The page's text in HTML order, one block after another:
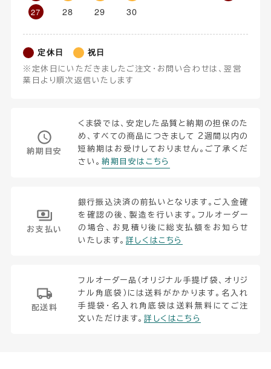
27
28 29 30
定休日 祝日
※定休日にいただきましたご注文・お問い合わせは、翌営
業日より順次返信いたします
納期目安
くま袋では、安定した品質と納期の担保のた
め、すべての商品につきまして 2週間以内の
短納期はお受けしておりません。ご了承くだ
さい。納期目安はこちら
お支払い
銀行振込決済の前払いとなります。ご入金確
を確認の後、製造を行います。フルオーダー
の場合、お見積り後に総支払額をお知らせ
いたします。 詳しくはこちら
配送料
フルオーダー品（オリジナル手提げ袋、オリジ
ナル角底袋）には送料がかかります。名入れ
手提袋・名入れ角底袋は送料無料にてご注
文いただけます。詳しくはこちら